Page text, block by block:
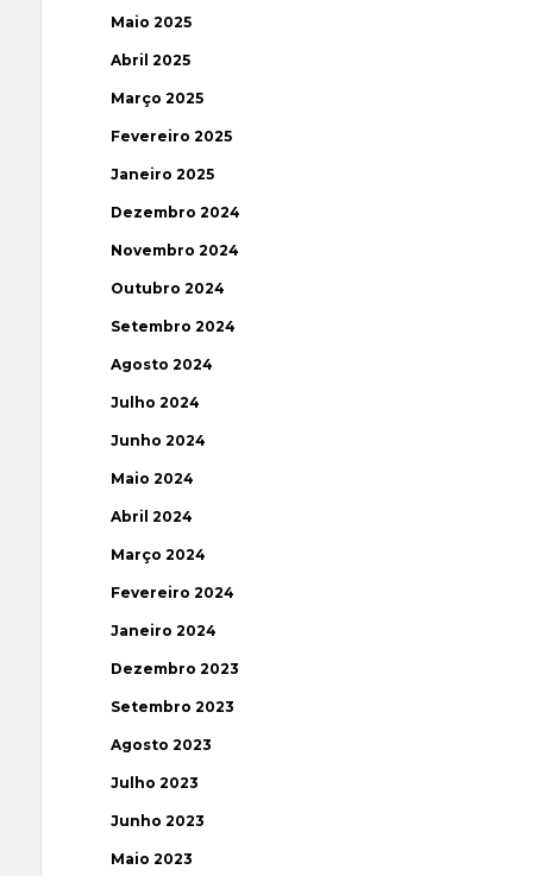
Maio 2025
Abril 2025
Março 2025
Fevereiro 2025
Janeiro 2025
Dezembro 2024
Novembro 2024
Outubro 2024
Setembro 2024
Agosto 2024
Julho 2024
Junho 2024
Maio 2024
Abril 2024
Março 2024
Fevereiro 2024
Janeiro 2024
Dezembro 2023
Setembro 2023
Agosto 2023
Julho 2023
Junho 2023
Maio 2023